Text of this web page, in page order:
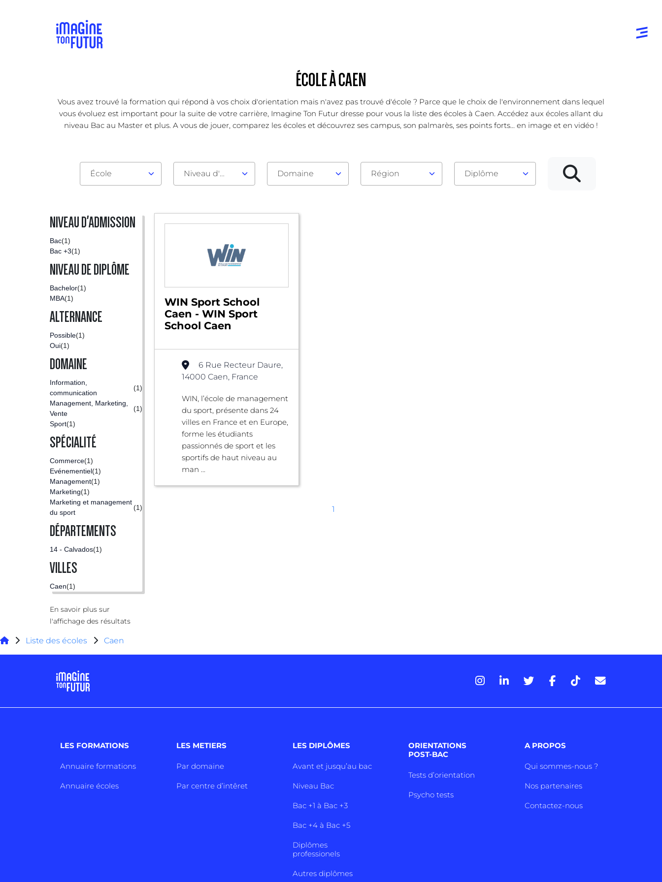
ÉCOLE À CAEN
Vous avez trouvé la formation qui répond à vos choix d'orientation mais n'avez pas trouvé d'école ? Parce que le choix de l'environnement dans lequel
vous évoluez est important pour la suite de votre carrière, Imagine Ton Futur dresse pour vous la liste des écoles à Caen. Accédez aux écoles allant du
niveau Bac au Master et plus. A vous de jouer, comparez les écoles et découvrez ses campus, son palmarès, ses points forts... en image et en vidéo !
École Niveau d'admission Domaine Région Diplôme
NIVEAU D'ADMISSION
Bac(1)
Bac +3(1)
NIVEAU DE DIPLÔME
Bachelor(1)
MBA(1)
ALTERNANCE
Possible(1)
Oui(1)
DOMAINE
Information,
communication
(1)
Management, Marketing,
Vente
(1)
Sport(1)
SPÉCIALITÉ
Commerce(1)
Evénementiel(1)
Management(1)
Marketing(1)
Marketing et management
du sport
(1)
DÉPARTEMENTS
14 - Calvados(1)
VILLES
Caen(1)
En savoir plus sur
l'affichage des résultats
WIN Sport School
Caen - WIN Sport
School Caen
6 Rue Recteur Daure,
14000 Caen, France
WIN, l’école de management
du sport, présente dans 24
villes en France et en Europe,
forme les étudiants
passionnés de sport et les
sportifs de haut niveau au
man ...
1
Liste des écoles Caen
LES FORMATIONS
Annuaire formations
Annuaire écoles
LES METIERS
Par domaine
Par centre d’intêret
LES DIPLÔMES
Avant et jusqu’au bac
Niveau Bac
Bac +1 à Bac +3
Bac +4 à Bac +5
Diplômes
professionels
Autres diplômes
ORIENTATIONS
POST-BAC
Tests d’orientation
Psycho tests
A PROPOS
Qui sommes-nous ?
Nos partenaires
Contactez-nous